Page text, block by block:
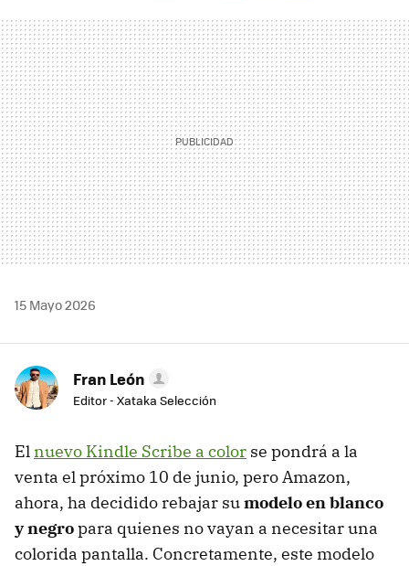
MAIL
15 Mayo 2026
Fran León
Editor - Xataka Selección
Elnuevo Kindle Scribe a color se pondrá a la
venta el próximo 10 de junio, pero Amazon,
ahora, ha decidido rebajar sumodelo en blanco
y negropara quienes no vayan a necesitar una
colorida pantalla. Concretamente, este modelo